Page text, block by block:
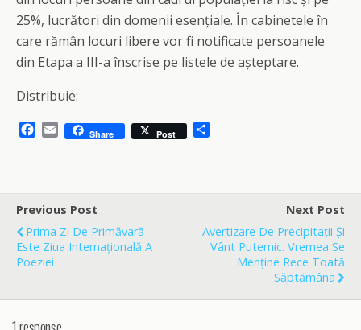
25%, lucrători din domenii esențiale. În cabinetele în
care rămân locuri libere vor fi notificate persoanele
din Etapa a III-a înscrise pe listele de așteptare.
Distribuie:
b
o
o
k
E
l
Share Post
e
Previous Post
Prima Zi De Primăvară
Este Ziua Internațională A
Poeziei
Next Post
Avertizare De Precipitații Și
Vânt Puternic. Vremea Se
Menține Rece Toată
Săptămâna